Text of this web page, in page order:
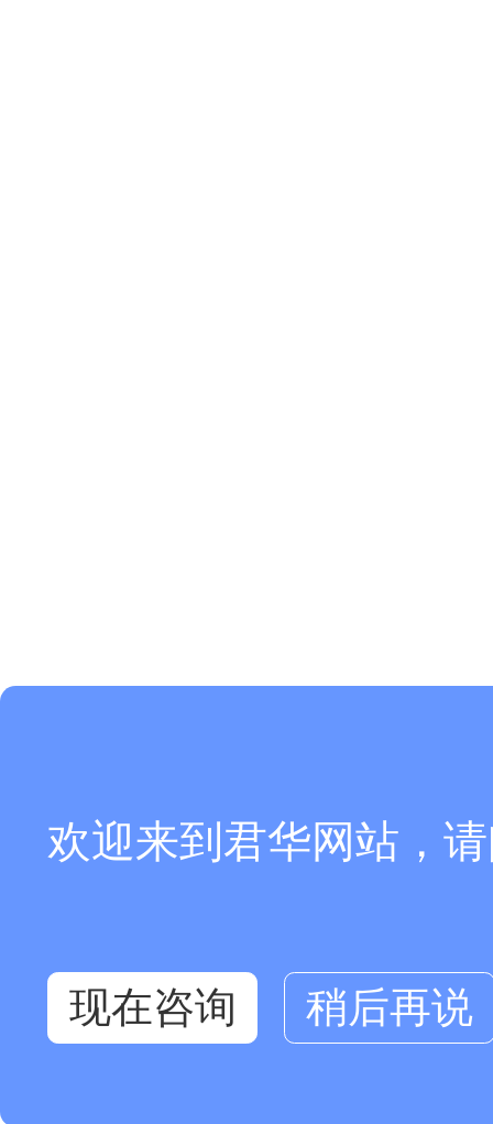
零头型材
欢迎来到君华网站，
现在咨询
稍后再说
在线咨询